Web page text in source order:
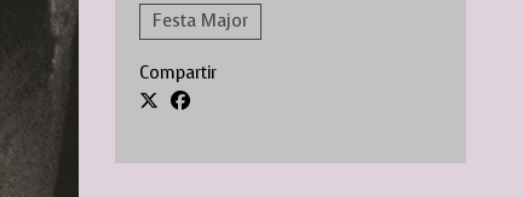
Festa Major
Compartir